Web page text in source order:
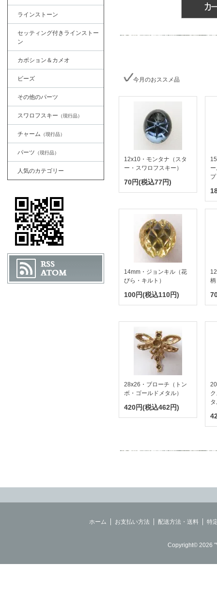
今月のおススメ品
12x10・モンタナ（スタ
ー・スワロフスキー）
70円(税込77円)
14mm・ジョンキル（花
びら・キルト）
100円(税込110円)
28x26・ブローチ（トン
ボ・ゴールドメタル）
420円(税込462円)
ラインストーン
セッティング付きラインストー
ン
カボション＆カメオ
ビーズ
その他のパーツ
スワロフスキー （現行品）
チャーム （現行品）
パーツ （現行品）
人気のカテゴリー
ホーム お支払い方法 配送方法・送料 特
Copyright© 2026